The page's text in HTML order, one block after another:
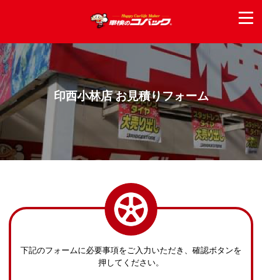
印西小林店 お見積りフォーム
下記のフォームに必要事項をご入力いただき、確認ボタンを
押してください。